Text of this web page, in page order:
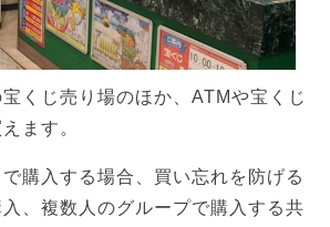
くじ売り場のほか、ATMや宝くじ
ます。
購入する場合、買い忘れを防げる
、複数人のグループで購入する共